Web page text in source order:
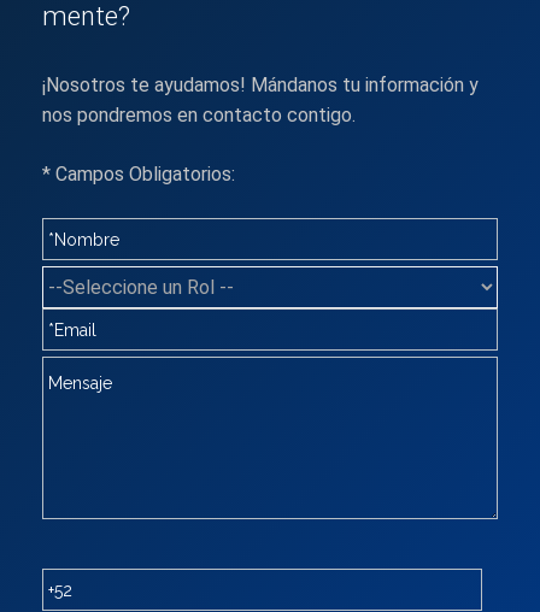
mente?
¡Nosotros te ayudamos! Mándanos tu información y
nos pondremos en contacto contigo.
* Campos Obligatorios: